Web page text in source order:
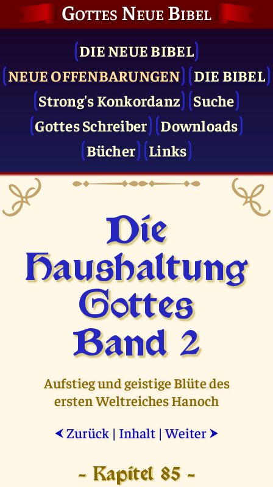
Gottes Neue Bibel
DIE NEUE BIBEL
NEUE OFFENBARUNGEN
DIE BIBEL
Strong's Konkordanz
Suche
Gottes Schreiber
Downloads
Bücher
Links
Die
Haushaltung
Gottes
Band 2
Aufstieg und geistige Blüte des
ersten Weltreiches Hanoch
⮜ Zurück | Inhalt |Weiter ⮞
- Kapitel 85 -